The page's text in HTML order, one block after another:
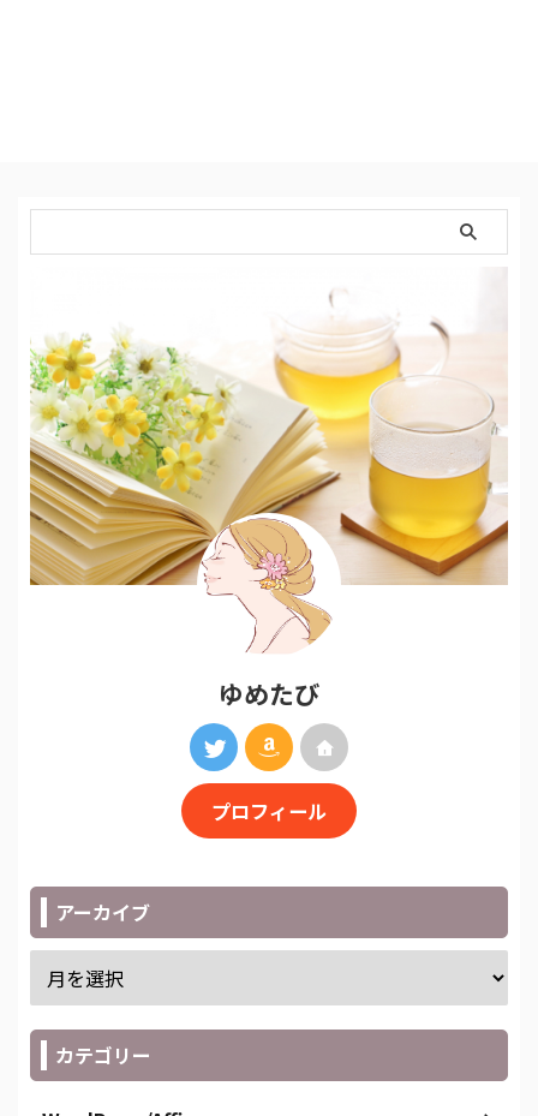
をゲットできるんです。 １店
２倍 ３店舗目・・・３倍 ・ ・ ・
ゆめたび
プロフィール
アーカイブ
カテゴリー